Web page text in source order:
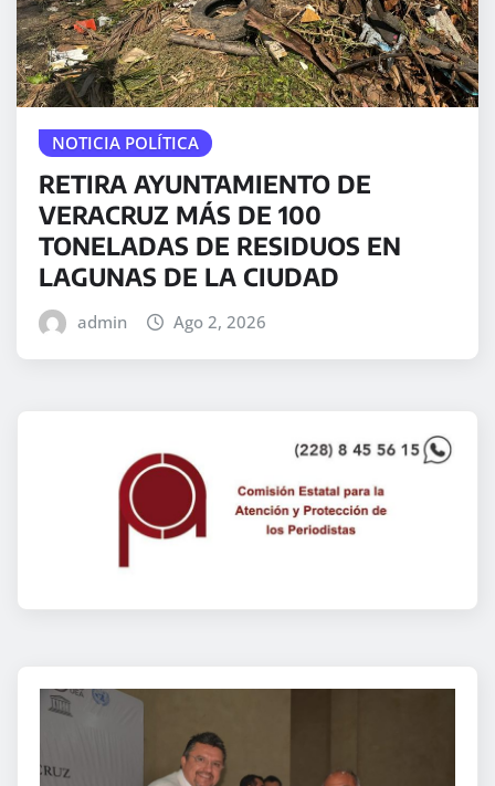
NOTICIA POLÍTICA
RETIRA AYUNTAMIENTO DE
VERACRUZ MÁS DE 100
TONELADAS DE RESIDUOS EN
LAGUNAS DE LA CIUDAD
admin Ago 2, 2026